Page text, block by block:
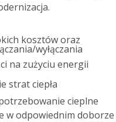
kosztów oraz
wyłączania
na zużyciu energii
strat ciepła
cieplne
w odpowiednim doborze